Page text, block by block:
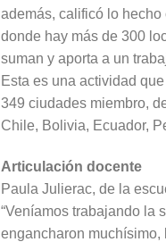
además, calificó lo
donde hay más de 300
suman y aporta a un
Esta es una actividad
349 ciudades miembro,
Chile, Bolivia, Ecuador,
Articulación docente
Paula Julierac, de la
“Veníamos trabajando la
engancharon muchísimo,